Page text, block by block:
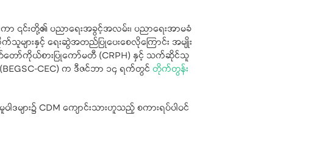
ကာ ၎င်းတို့၏ ပညာရေးအခွင့်အလမ်း၊ ပညာရေးအာမခံ
များနှင့် ရေးဆွဲအတည်ပြုပေးစေလိုကြောင်း အမျိုး
တော်ကိုယ်စားပြုကော်မတီ (CRPH) နှင့် သက်ဆိုင်သူ
CEC) က ဒီဇင်ဘာ ၁၄ ရက်တွင် တိုက်တွန်း
များ၌ CDM ကျောင်းသားဟူသည့် စကားရပ်ပါဝင်